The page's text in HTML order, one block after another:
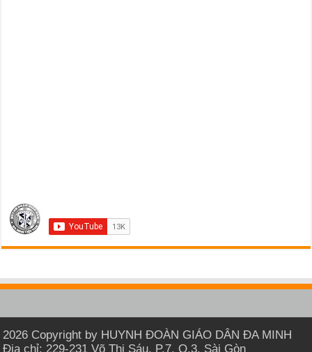
2026 Copyright by HUYNH ĐOÀN GIÁO DÂN ĐA MINH
Địa chỉ: 229-231 Võ Thị Sáu, P.7, Q.3, Sài Gòn